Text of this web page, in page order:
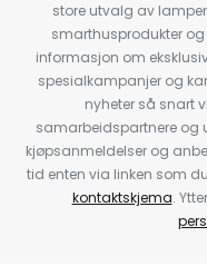
store utvalg av
smarthusprodukter
informasjon om
spesialkampanjer og
nyheter så snart
samarbeidspartnere og
kjøpsanmeldelser og
tid enten via linken som
kontaktskjema.